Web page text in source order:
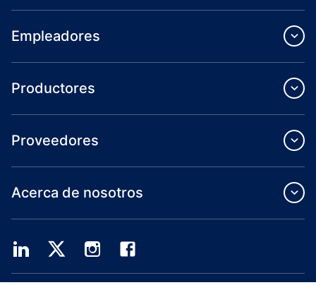
Empleadores
Productores
Proveedores
Acerca de nosotros